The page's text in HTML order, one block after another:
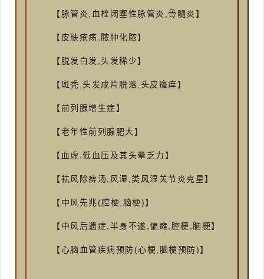
【脉管炎,血栓闭塞性脉管炎,骨髓炎】
【皮肤疮疡,脓肿化脓】
【脱发白发,头发稀少】
【斑秃,头发成片脱落,头皮瘙痒】
【前列腺增生症】
【老年性前列腺肥大】
【血虚,低血压及其头晕乏力】
【祛风除痹汤,风湿,类风湿关节炎克星】
【中风先兆(腔梗,脑梗)】
【中风后遗症,半身不遂,偏瘫,腔梗,脑梗】
【心脑血管疾病预防(心梗,脑梗预防)】